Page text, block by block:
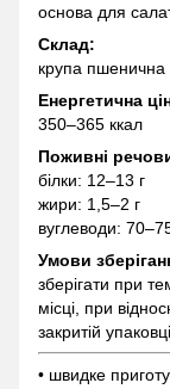
основа для
Склад:
крупа пшенична
Енергетична
350–365 ккал
Поживні
білки: 12–13 г
жири: 1,5–2 г
вуглеводи:
Умови
зберігати при
місці, при
закритій
• швидке